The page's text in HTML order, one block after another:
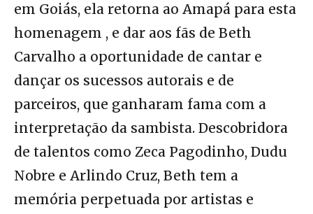
em Goiás, ela retorna ao Amapá para esta
homenagem , e dar aos fãs de Beth
Carvalho a oportunidade de cantar e
dançar os sucessos autorais e de
parceiros, que ganharam fama com a
interpretação da sambista. Descobridora
de talentos como Zeca Pagodinho, Dudu
Nobre e Arlindo Cruz, Beth tem a
memória perpetuada por artistas e